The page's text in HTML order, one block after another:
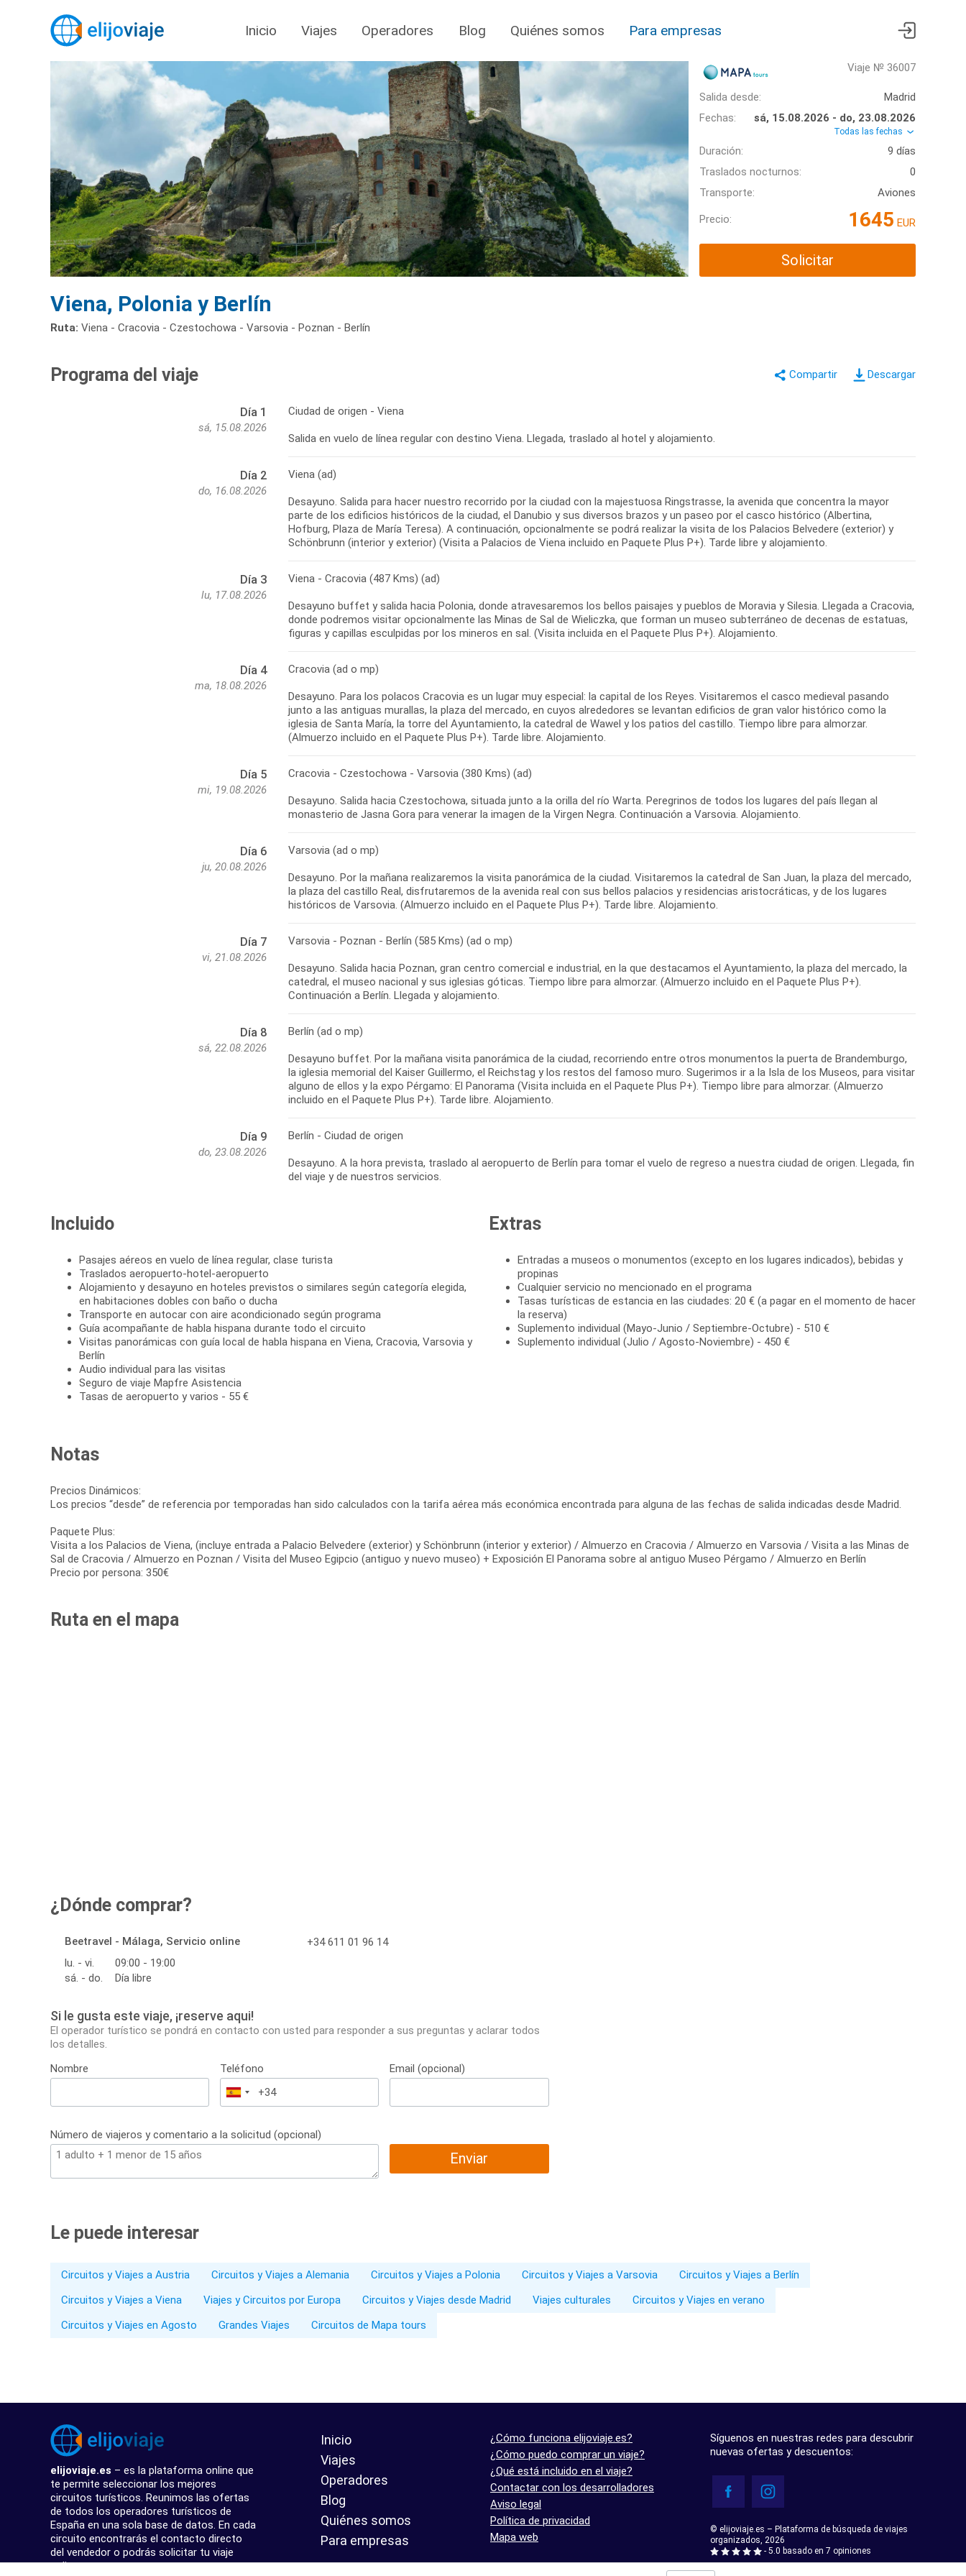
Inicio Viajes Operadores Blog Quiénes somos Para empresas
Viaje № 36007
Salida desde:
Madrid
Fechas:
sá, 15.08.2026 - do, 23.08.2026
Todas las fechas
Duración:
9 días
Traslados nocturnos:
0
Transporte:
Aviones
Precio: 1645 EUR
Solicitar
Viena, Polonia y Berlín
Ruta: Viena - Cracovia - Czestochowa - Varsovia - Poznan - Berlín
Descargar
Programa del viaje
Día 1
sá, 15.08.2026
Ciudad de origen - Viena
Salida en vuelo de línea regular con destino Viena. Llegada, traslado al hotel y alojamiento.
Día 2
do, 16.08.2026
Viena (ad)
Desayuno. Salida para hacer nuestro recorrido por la ciudad con la majestuosa Ringstrasse, la avenida que concentra la mayor
parte de los edificios históricos de la ciudad, el Danubio y sus diversos brazos y un paseo por el casco histórico (Albertina,
Hofburg, Plaza de María Teresa). A continuación, opcionalmente se podrá realizar la visita de los Palacios Belvedere (exterior) y
Schönbrunn (interior y exterior) (Visita a Palacios de Viena incluido en Paquete Plus P+). Tarde libre y alojamiento.
Día 3
lu, 17.08.2026
Viena - Cracovia (487 Kms) (ad)
Desayuno buffet y salida hacia Polonia, donde atravesaremos los bellos paisajes y pueblos de Moravia y Silesia. Llegada a Cracovia,
donde podremos visitar opcionalmente las Minas de Sal de Wieliczka, que forman un museo subterráneo de decenas de estatuas,
figuras y capillas esculpidas por los mineros en sal. (Visita incluida en el Paquete Plus P+). Alojamiento.
Día 4
ma, 18.08.2026
Cracovia (ad o mp)
Desayuno. Para los polacos Cracovia es un lugar muy especial: la capital de los Reyes. Visitaremos el casco medieval pasando
junto a las antiguas murallas, la plaza del mercado, en cuyos alrededores se levantan edificios de gran valor histórico como la
iglesia de Santa María, la torre del Ayuntamiento, la catedral de Wawel y los patios del castillo. Tiempo libre para almorzar.
(Almuerzo incluido en el Paquete Plus P+). Tarde libre. Alojamiento.
Día 5
mi, 19.08.2026
Cracovia - Czestochowa - Varsovia (380 Kms) (ad)
Desayuno. Salida hacia Czestochowa, situada junto a la orilla del río Warta. Peregrinos de todos los lugares del país llegan al
monasterio de Jasna Gora para venerar la imagen de la Virgen Negra. Continuación a Varsovia. Alojamiento.
Día 6
ju, 20.08.2026
Varsovia (ad o mp)
Desayuno. Por la mañana realizaremos la visita panorámica de la ciudad. Visitaremos la catedral de San Juan, la plaza del mercado,
la plaza del castillo Real, disfrutaremos de la avenida real con sus bellos palacios y residencias aristocráticas, y de los lugares
históricos de Varsovia. (Almuerzo incluido en el Paquete Plus P+). Tarde libre. Alojamiento.
Día 7
vi, 21.08.2026
Varsovia - Poznan - Berlín (585 Kms) (ad o mp)
Desayuno. Salida hacia Poznan, gran centro comercial e industrial, en la que destacamos el Ayuntamiento, la plaza del mercado, la
catedral, el museo nacional y sus iglesias góticas. Tiempo libre para almorzar. (Almuerzo incluido en el Paquete Plus P+).
Continuación a Berlín. Llegada y alojamiento.
Día 8
sá, 22.08.2026
Berlín (ad o mp)
Desayuno buffet. Por la mañana visita panorámica de la ciudad, recorriendo entre otros monumentos la puerta de Brandemburgo,
la iglesia memorial del Kaiser Guillermo, el Reichstag y los restos del famoso muro. Sugerimos ir a la Isla de los Museos, para visitar
alguno de ellos y la expo Pérgamo: El Panorama (Visita incluida en el Paquete Plus P+). Tiempo libre para almorzar. (Almuerzo
incluido en el Paquete Plus P+). Tarde libre. Alojamiento.
Día 9
do, 23.08.2026
Berlín - Ciudad de origen
Desayuno. A la hora prevista, traslado al aeropuerto de Berlín para tomar el vuelo de regreso a nuestra ciudad de origen. Llegada, fin
del viaje y de nuestros servicios.
Incluido
Pasajes aéreos en vuelo de línea regular, clase turista
Traslados aeropuerto-hotel-aeropuerto
Alojamiento y desayuno en hoteles previstos o similares según categoría elegida,
en habitaciones dobles con baño o ducha
Transporte en autocar con aire acondicionado según programa
Guía acompañante de habla hispana durante todo el circuito
Visitas panorámicas con guía local de habla hispana en Viena, Cracovia, Varsovia y
Berlín
Audio individual para las visitas
Seguro de viaje Mapfre Asistencia
Tasas de aeropuerto y varios - 55 €
Extras
Entradas a museos o monumentos (excepto en los lugares indicados), bebidas y
propinas
Cualquier servicio no mencionado en el programa
Tasas turísticas de estancia en las ciudades: 20 € (a pagar en el momento de hacer
la reserva)
Suplemento individual (Mayo-Junio / Septiembre-Octubre) - 510 €
Suplemento individual (Julio / Agosto-Noviembre) - 450 €
Notas
Precios Dinámicos:
Los precios “desde” de referencia por temporadas han sido calculados con la tarifa aérea más económica encontrada para alguna de las fechas de salida indicadas desde Madrid.
Paquete Plus:
Visita a los Palacios de Viena, (incluye entrada a Palacio Belvedere (exterior) y Schönbrunn (interior y exterior) / Almuerzo en Cracovia / Almuerzo en Varsovia / Visita a las Minas de
Sal de Cracovia / Almuerzo en Poznan / Visita del Museo Egipcio (antiguo y nuevo museo) + Exposición El Panorama sobre al antiguo Museo Pérgamo / Almuerzo en Berlín
Precio por persona: 350€
Ruta en el mapa
¿Dónde comprar?
Beetravel - Málaga, Servicio online
lu. - vi.
09:00 - 19:00
sá. - do.
Día libre
+34 611 01 96 14
Si le gusta este viaje, ¡reserve aqui!
El operador turístico se pondrá en contacto con usted para responder a sus preguntas y aclarar todos
los detalles.
Nombre
Teléfono
España
+34
Email (opcional)
Número de viajeros y comentario a la solicitud (opcional)
Enviar
Le puede interesar
Circuitos y Viajes a Austria Circuitos y Viajes a Alemania Circuitos y Viajes a Polonia Circuitos y Viajes a Varsovia
Circuitos y Viajes a Berlín
Circuitos y Viajes a Viena
Viajes y Circuitos por Europa Circuitos y Viajes desde Madrid Viajes culturales
Circuitos y Viajes en verano
Circuitos y Viajes en Agosto
Grandes Viajes Circuitos de Mapa tours
elijoviaje.es – es la plataforma online que
te permite seleccionar los mejores
circuitos turísticos. Reunimos las ofertas
de todos los operadores turísticos de
España en una sola base de datos. En cada
circuito encontrarás el contacto directo
del vendedor o podrás solicitar tu viaje
online.
Inicio
Viajes
Operadores
Blog
Quiénes somos
Para empresas
¿Cómo funciona elijoviaje.es?
¿Cómo puedo comprar un viaje?
¿Qué está incluido en el viaje?
Contactar con los desarrolladores
Aviso legal
Política de privacidad
Mapa web
Síguenos en nuestras redes para descubrir
nuevas ofertas y descuentos:
© elijoviaje.es – Plataforma de búsqueda de viajes
organizados, 2026
- 5.0 basado en 7 opiniones